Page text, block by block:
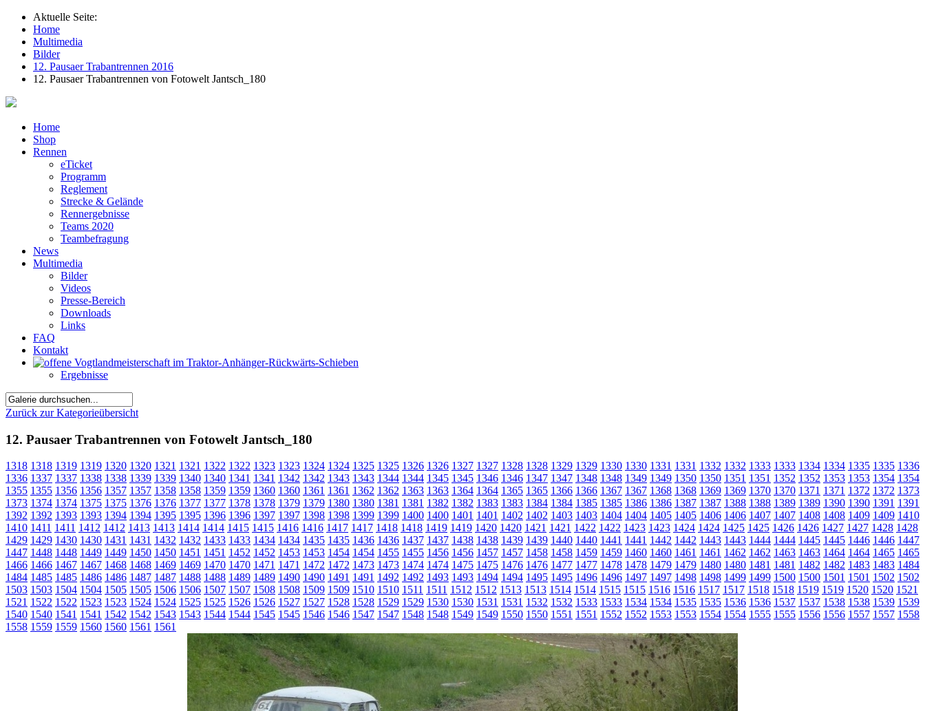
Aktuelle Seite:
Home
Multimedia
Bilder
12. Pausaer Trabantrennen 2016
12. Pausaer Trabantrennen von Fotowelt Jantsch_180
Home
Shop
Rennen
eTicket
Programm
Reglement
Strecke & Gelände
Rennergebnisse
Teams 2020
Teambefragung
News
Multimedia
Bilder
Videos
Presse-Bereich
Downloads
Links
FAQ
Kontakt
Ergebnisse
Zurück zur Kategorieübersicht
12. Pausaer Trabantrennen von Fotowelt Jantsch_180
1318 1318 1319 1319 1320 1320 1321 1321 1322 1322 1323 1323 1324 1324 1325 1325 1326 1326 1327 1327 1328 1328 1329 1329 1330 1330 1331 1331 1332 1332 1333 1333 1334 1334 1335 1335 1336
1336 1337 1337 1338 1338 1339 1339 1340 1340 1341 1341 1342 1342 1343 1343 1344 1344 1345 1345 1346 1346 1347 1347 1348 1348 1349 1349 1350 1350 1351 1351 1352 1352 1353 1353 1354 1354
1355 1355 1356 1356 1357 1357 1358 1358 1359 1359 1360 1360 1361 1361 1362 1362 1363 1363 1364 1364 1365 1365 1366 1366 1367 1367 1368 1368 1369 1369 1370 1370 1371 1371 1372 1372 1373
1373 1374 1374 1375 1375 1376 1376 1377 1377 1378 1378 1379 1379 1380 1380 1381 1381 1382 1382 1383 1383 1384 1384 1385 1385 1386 1386 1387 1387 1388 1388 1389 1389 1390 1390 1391 1391
1392 1392 1393 1393 1394 1394 1395 1395 1396 1396 1397 1397 1398 1398 1399 1399 1400 1400 1401 1401 1402 1402 1403 1403 1404 1404 1405 1405 1406 1406 1407 1407 1408 1408 1409 1409 1410
1410 1411 1411 1412 1412 1413 1413 1414 1414 1415 1415 1416 1416 1417 1417 1418 1418 1419 1419 1420 1420 1421 1421 1422 1422 1423 1423 1424 1424 1425 1425 1426 1426 1427 1427 1428 1428
1429 1429 1430 1430 1431 1431 1432 1432 1433 1433 1434 1434 1435 1435 1436 1436 1437 1437 1438 1438 1439 1439 1440 1440 1441 1441 1442 1442 1443 1443 1444 1444 1445 1445 1446 1446 1447
1447 1448 1448 1449 1449 1450 1450 1451 1451 1452 1452 1453 1453 1454 1454 1455 1455 1456 1456 1457 1457 1458 1458 1459 1459 1460 1460 1461 1461 1462 1462 1463 1463 1464 1464 1465 1465
1466 1466 1467 1467 1468 1468 1469 1469 1470 1470 1471 1471 1472 1472 1473 1473 1474 1474 1475 1475 1476 1476 1477 1477 1478 1478 1479 1479 1480 1480 1481 1481 1482 1482 1483 1483 1484
1484 1485 1485 1486 1486 1487 1487 1488 1488 1489 1489 1490 1490 1491 1491 1492 1492 1493 1493 1494 1494 1495 1495 1496 1496 1497 1497 1498 1498 1499 1499 1500 1500 1501 1501 1502 1502
1503 1503 1504 1504 1505 1505 1506 1506 1507 1507 1508 1508 1509 1509 1510 1510 1511 1511 1512 1512 1513 1513 1514 1514 1515 1515 1516 1516 1517 1517 1518 1518 1519 1519 1520 1520 1521
1521 1522 1522 1523 1523 1524 1524 1525 1525 1526 1526 1527 1527 1528 1528 1529 1529 1530 1530 1531 1531 1532 1532 1533 1533 1534 1534 1535 1535 1536 1536 1537 1537 1538 1538 1539 1539
1540 1540 1541 1541 1542 1542 1543 1543 1544 1544 1545 1545 1546 1546 1547 1547 1548 1548 1549 1549 1550 1550 1551 1551 1552 1552 1553 1553 1554 1554 1555 1555 1556 1556 1557 1557 1558
1558 1559 1559 1560 1560 1561 1561